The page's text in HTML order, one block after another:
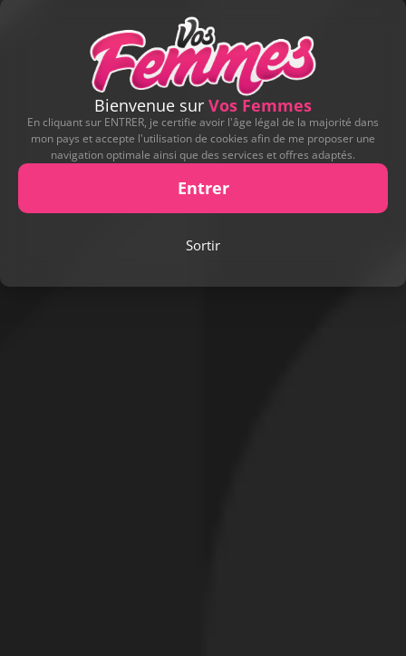
Bienvenue sur Vos Femmes
En cliquant sur ENTRER, je certifie avoir l'âge légal de la majorité dans
mon pays et accepte l'utilisation de cookies afin de me proposer une
navigation optimale ainsi que des services et offres adaptés.
Entrer
Sortir